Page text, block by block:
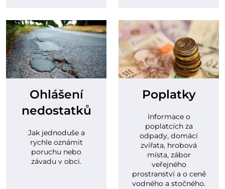
Ohlášení
nedostatků
Jak jednoduše a
rychle oznámit
poruchu nebo
závadu v obci.
Poplatky
Informace o
poplatcích za
odpady, domácí
zvířata, hrobová
místa, zábor
veřejného
prostranství a o ceně
vodného a stočného.